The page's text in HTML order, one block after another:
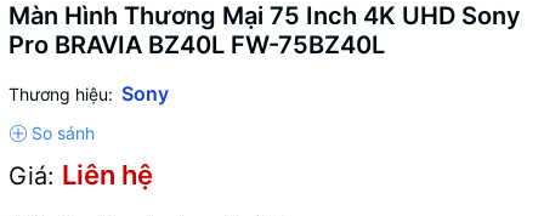
Màn Hình Thương Mại 75 Inch 4K UHD Sony
Pro BRAVIA BZ40L FW-75BZ40L
Thương hiệu: Sony
Giá: Liên hệ